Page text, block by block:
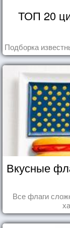
ТОП 20
Подборка
Вкусные
Все флаги